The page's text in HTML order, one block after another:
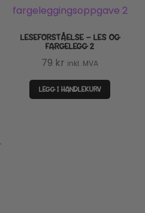
LESEFORSTÅELSE – LES OG
FARGELEGG 2
79 kr inkl. MVA
LEGG I HANDLEKURV